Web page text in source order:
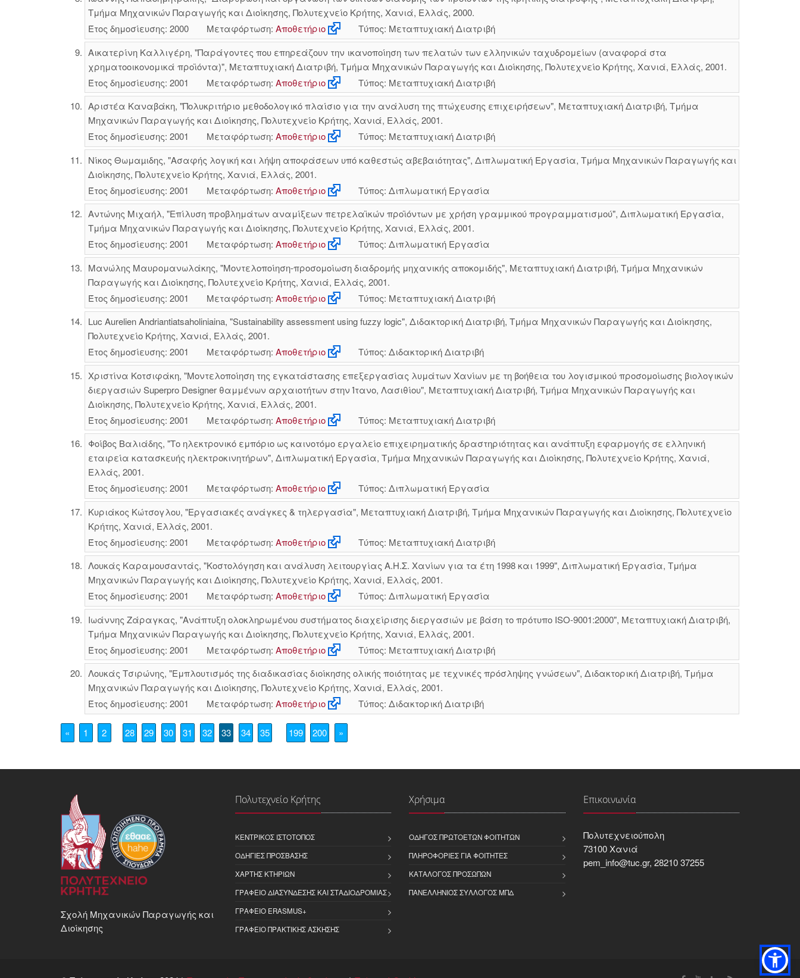
Τμήμα Μηχανικών Παραγωγής και Διοίκησης, Πολυτεχνείο Κρήτης, Χανιά, Ελλάς, 2000.
Έτος δημοσίευσης: 2000
Μεταφόρτωση: Αποθετήριο
Τύπος: Μεταπτυχιακή Διατριβή
Αικατερίνη Καλλιγέρη, "Παράγοντες που επηρεάζουν την ικανοποίηση των πελατών των ελληνικών ταχυδρομείων (αναφορά στα
χρηματοοικονομικά προϊόντα)", Μεταπτυχιακή Διατριβή, Τμήμα Μηχανικών Παραγωγής και Διοίκησης, Πολυτεχνείο Κρήτης, Χανιά, Ελλάς, 2001.
Έτος δημοσίευσης: 2001
Μεταφόρτωση: Αποθετήριο
Τύπος: Μεταπτυχιακή Διατριβή
Αριστέα Καναβάκη, "Πολυκριτήριο μεθοδολογικό πλαίσιο για την ανάλυση της πτώχευσης επιχειρήσεων", Μεταπτυχιακή Διατριβή, Τμήμα
Μηχανικών Παραγωγής και Διοίκησης, Πολυτεχνείο Κρήτης, Χανιά, Ελλάς, 2001.
Έτος δημοσίευσης: 2001
Μεταφόρτωση: Αποθετήριο
Τύπος: Μεταπτυχιακή Διατριβή
Νίκος Θωμαµιδης, "Ασαφής λογική και λήψη αποφάσεων υπό καθεστώς αβεβαιότητας", Διπλωματική Εργασία, Τμήμα Μηχανικών Παραγωγής και
Διοίκησης, Πολυτεχνείο Κρήτης, Χανιά, Ελλάς, 2001.
Έτος δημοσίευσης: 2001
Μεταφόρτωση: Αποθετήριο
Τύπος: Διπλωματική Εργασία
Αντώνης Μιχαήλ, "Επίλυση προβλημάτων αναμίξεων πετρελαϊκών προϊόντων με χρήση γραμμικού προγραμματισμού", Διπλωματική Εργασία,
Τμήμα Μηχανικών Παραγωγής και Διοίκησης, Πολυτεχνείο Κρήτης, Χανιά, Ελλάς, 2001.
Έτος δημοσίευσης: 2001
Μεταφόρτωση: Αποθετήριο
Τύπος: Διπλωματική Εργασία
Μανώλης Μαυρομανωλάκης, "Μοντελοποίηση-προσομοίωση διαδρομής μηχανικής αποκομιδής", Μεταπτυχιακή Διατριβή, Τμήμα Μηχανικών
Παραγωγής και Διοίκησης, Πολυτεχνείο Κρήτης, Χανιά, Ελλάς, 2001.
Έτος δημοσίευσης: 2001
Μεταφόρτωση: Αποθετήριο
Τύπος: Μεταπτυχιακή Διατριβή
Luc Aurelien Andriantiatsaholiniaina, "Sustainability assessment using fuzzy logic", Διδακτορική Διατριβή, Τμήμα Μηχανικών Παραγωγής και Διοίκησης,
Πολυτεχνείο Κρήτης, Χανιά, Ελλάς, 2001.
Έτος δημοσίευσης: 2001
Μεταφόρτωση: Αποθετήριο
Τύπος: Διδακτορική Διατριβή
Χριστίνα Κοτσιφάκη, "Μοντελοποίηση της εγκατάστασης επεξεργασίας λυμάτων Χανίων με τη βοήθεια του λογισμικού προσομοίωσης βιολογικών
διεργασιών Superpro Designer θαμμένων αρχαιοτήτων στην Ίτανο, Λασιθίου", Μεταπτυχιακή Διατριβή, Τμήμα Μηχανικών Παραγωγής και
Διοίκησης, Πολυτεχνείο Κρήτης, Χανιά, Ελλάς, 2001.
Έτος δημοσίευσης: 2001
Μεταφόρτωση: Αποθετήριο
Τύπος: Μεταπτυχιακή Διατριβή
Φοίβος Βαλιάδης, "Το ηλεκτρονικό εμπόριο ως καινοτόμο εργαλείο επιχειρηματικής δραστηριότητας και ανάπτυξη εφαρμογής σε ελληνική
εταιρεία κατασκευής ηλεκτροκινητήρων", Διπλωματική Εργασία, Τμήμα Μηχανικών Παραγωγής και Διοίκησης, Πολυτεχνείο Κρήτης, Χανιά,
Ελλάς, 2001.
Έτος δημοσίευσης: 2001
Μεταφόρτωση: Αποθετήριο
Τύπος: Διπλωματική Εργασία
Κυριάκος Κώτσογλου, "Εργασιακές ανάγκες & τηλεργασία", Μεταπτυχιακή Διατριβή, Τμήμα Μηχανικών Παραγωγής και Διοίκησης, Πολυτεχνείο
Κρήτης, Χανιά, Ελλάς, 2001.
Έτος δημοσίευσης: 2001
Μεταφόρτωση: Αποθετήριο
Τύπος: Μεταπτυχιακή Διατριβή
Λουκάς Καραμουσαντάς, "Κοστολόγηση και ανάλυση λειτουργίας Α.Η.Σ. Χανίων για τα έτη 1998 και 1999", Διπλωματική Εργασία, Τμήμα
Μηχανικών Παραγωγής και Διοίκησης, Πολυτεχνείο Κρήτης, Χανιά, Ελλάς, 2001.
Έτος δημοσίευσης: 2001
Μεταφόρτωση: Αποθετήριο
Τύπος: Διπλωματική Εργασία
Ιωάννης Ζάραγκας, "Ανάπτυξη ολοκληρωμένου συστήματος διαχείρισης διεργασιών με βάση το πρότυπο ISO-9001:2000", Μεταπτυχιακή Διατριβή,
Τμήμα Μηχανικών Παραγωγής και Διοίκησης, Πολυτεχνείο Κρήτης, Χανιά, Ελλάς, 2001.
Έτος δημοσίευσης: 2001
Μεταφόρτωση: Αποθετήριο
Τύπος: Μεταπτυχιακή Διατριβή
Λουκάς Τσιρώνης, "Εμπλουτισμός της διαδικασίας διοίκησης ολικής ποιότητας με τεχνικές πρόσληψης γνώσεων", Διδακτορική Διατριβή, Τμήμα
Μηχανικών Παραγωγής και Διοίκησης, Πολυτεχνείο Κρήτης, Χανιά, Ελλάς, 2001.
Έτος δημοσίευσης: 2001
Μεταφόρτωση: Αποθετήριο Τύπος: Διδακτορική Διατριβή
« 1 2 28 29 30 31 32 33 34 35 199 200 »
Σχολή Μηχανικών Παραγωγής και
Διοίκησης
Πολυτεχνείο Κρήτης
ΚΕΝΤΡΙΚΌΣ ΙΣΤΌΤΟΠΟΣ
ΟΔΗΓΊΕΣ ΠΡΌΣΒΑΣΗΣ
ΧΆΡΤΗΣ ΚΤΗΡΊΩΝ
ΓΡΑΦΕΊΟ ΔΙΑΣΎΝΔΕΣΗΣ ΚΑΙ ΣΤΑΔΙΟΔΡΟΜΊΑΣ
ΓΡΑΦΕΊΟ ERASMUS+
ΓΡΑΦΕΊΟ ΠΡΑΚΤΙΚΉΣ ΆΣΚΗΣΗΣ
Χρήσιμα
ΟΔΗΓΌΣ ΠΡΩΤΟΕΤΏΝ ΦΟΙΤΗΤΏΝ
ΠΛΗΡΟΦΟΡΊΕΣ ΓΙΑ ΦΟΙΤΗΤΈΣ
ΚΑΤΆΛΟΓΟΣ ΠΡΟΣΏΠΩΝ
ΠΑΝΕΛΛΉΝΙΟΣ ΣΎΛΛΟΓΟΣ ΜΠΔ
Επικοινωνία
Πολυτεχνειούπολη
73100 Χανιά
pem_info@tuc.gr, 28210 37255